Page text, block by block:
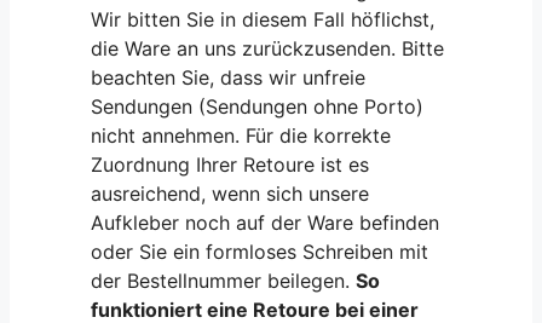
Wir bitten Sie in diesem Fall höflichst,
die Ware an uns zurückzusenden. Bitte
beachten Sie, dass wir unfreie
Sendungen (Sendungen ohne Porto)
nicht annehmen. Für die korrekte
Zuordnung Ihrer Retoure ist es
ausreichend, wenn sich unsere
Aufkleber noch auf der Ware befinden
oder Sie ein formloses Schreiben mit
der Bestellnummer beilegen.So
funktioniert eine Retoure bei einer